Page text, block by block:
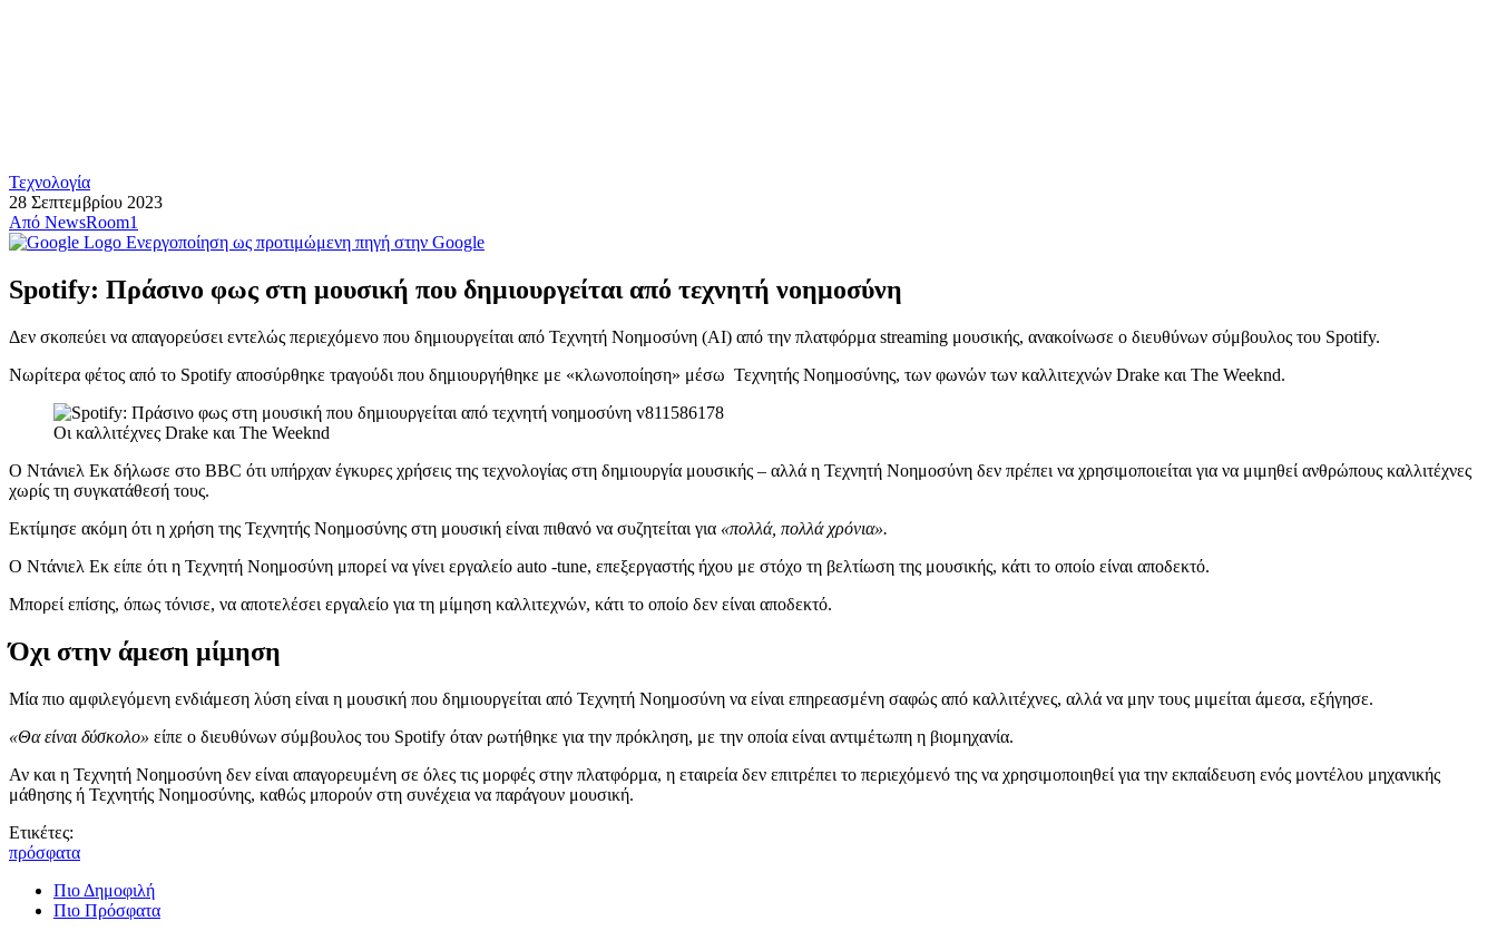
Τεχνολογία
28 Σεπτεμβρίου 2023
Από NewsRoom1
Ενεργοποίηση ως προτιμώμενη πηγή στην Google
Spotify: Πράσινο φως στη μουσική που δημιουργείται από τεχνητή νοημοσύνη
Δεν σκοπεύει να απαγορεύσει εντελώς περιεχόμενο που δημιουργείται από Τεχνητή Νοημοσύνη (AI) από την πλατφόρμα streaming μουσικής, ανακοίνωσε ο διευθύνων σύμβουλος του Spotify.
Νωρίτερα φέτος από το Spotify αποσύρθηκε τραγούδι που δημιουργήθηκε με «κλωνοποίηση» μέσω Τεχνητής Νοημοσύνης, των φωνών των καλλιτεχνών Drake και The Weeknd.
Oι καλλιτέχνες Drake και The Weeknd
Ο Ντάνιελ Εκ δήλωσε στο BBC ότι υπήρχαν έγκυρες χρήσεις της τεχνολογίας στη δημιουργία μουσικής – αλλά η Τεχνητή Νοημοσύνη δεν πρέπει να χρησιμοποιείται για να μιμηθεί ανθρώπους καλλιτέχνες
χωρίς τη συγκατάθεσή τους.
Εκτίμησε ακόμη ότι η χρήση της Τεχνητής Νοημοσύνης στη μουσική είναι πιθανό να συζητείται για «πολλά, πολλά χρόνια».
Ο Ντάνιελ Εκ είπε ότι η Τεχνητή Νοημοσύνη μπορεί να γίνει εργαλείο auto -tune, επεξεργαστής ήχου με στόχο τη βελτίωση της μουσικής, κάτι το οποίο είναι αποδεκτό.
Μπορεί επίσης, όπως τόνισε, να αποτελέσει εργαλείο για τη μίμηση καλλιτεχνών, κάτι το οποίο δεν είναι αποδεκτό.
Όχι στην άμεση μίμηση
Μία πιο αμφιλεγόμενη ενδιάμεση λύση είναι η μουσική που δημιουργείται από Τεχνητή Νοημοσύνη να είναι επηρεασμένη σαφώς από καλλιτέχνες, αλλά να μην τους μιμείται άμεσα, εξήγησε.
«Θα είναι δύσκολο» είπε ο διευθύνων σύμβουλος του Spotify όταν ρωτήθηκε για την πρόκληση, με την οποία είναι αντιμέτωπη η βιομηχανία.
Αν και η Τεχνητή Νοημοσύνη δεν είναι απαγορευμένη σε όλες τις μορφές στην πλατφόρμα, η εταιρεία δεν επιτρέπει το περιεχόμενό της να χρησιμοποιηθεί για την εκπαίδευση ενός μοντέλου μηχανικής
μάθησης ή Τεχνητής Νοημοσύνης, καθώς μπορούν στη συνέχεια να παράγουν μουσική.
Ετικέτες:
πρόσφατα
Πιο Δημοφιλή
Πιο Πρόσφατα